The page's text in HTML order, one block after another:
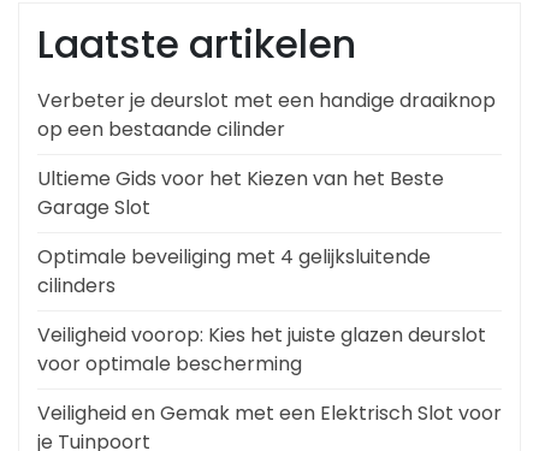
Laatste artikelen
Verbeter je deurslot met een handige draaiknop
op een bestaande cilinder
Ultieme Gids voor het Kiezen van het Beste
Garage Slot
Optimale beveiliging met 4 gelijksluitende
cilinders
Veiligheid voorop: Kies het juiste glazen deurslot
voor optimale bescherming
Veiligheid en Gemak met een Elektrisch Slot voor
je Tuinpoort